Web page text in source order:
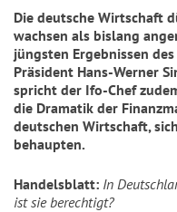
Die deutsche Wirtschaft
wachsen als bislang
jüngsten Ergebnissen
Präsident Hans-Werner
spricht der Ifo-Chef
die Dramatik der
deutschen Wirtschaft,
behaupten.
Handelsblatt: In
ist sie berechtigt?